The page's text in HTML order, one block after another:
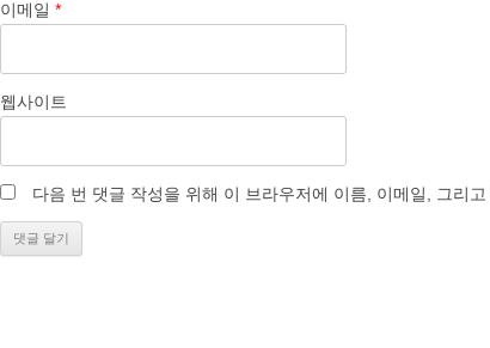
이메일 *
웹사이트
다음 번 댓글 작성을 위해 이 브라우저에 이름, 이메일, 그리